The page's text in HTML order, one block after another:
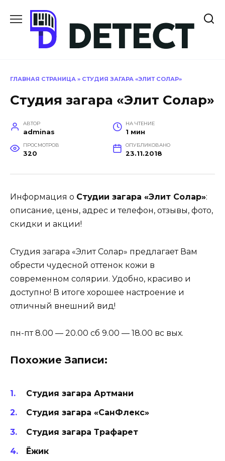
содержанию
ГЛАВНАЯ СТРАНИЦА » СТУДИЯ ЗАГАРА «ЭЛИТ СОЛАР»
Студия загара «Элит Солар»
АВТОР
adminas
НА ЧТЕНИЕ
1 мин
ПРОСМОТРОВ
320
ОПУБЛИКОВАНО
23.11.2018
Информация о Студии загара «Элит Солар»:
описание, цены, адрес и телефон, отзывы, фото,
скидки и акции!
Студия загара «Элит Солар» предлагает Вам
обрести чудесной оттенок кожи в
современном солярии. Удобно, красиво и
доступно! В итоге хорошее настроение и
отличный внешний вид!
пн-пт 8.00 — 20.00 сб 9.00 — 18.00 вс вых.
Похожие Записи:
Студия загара Артмани
Студия загара «СанФлекс»
Студия загара Трафарет
Ёжик